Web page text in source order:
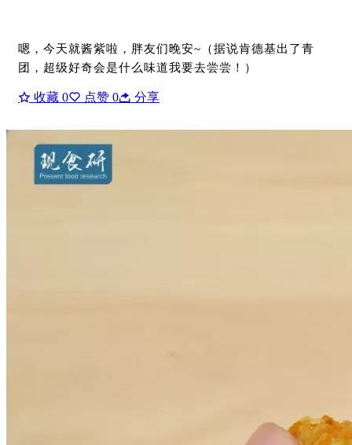
嗯，今天就酱紫啦，胖友们晚安~（据说肯德基出了青
团，超级好奇会是什么味道我要去尝尝！）
收藏 0 点赞 0 分享